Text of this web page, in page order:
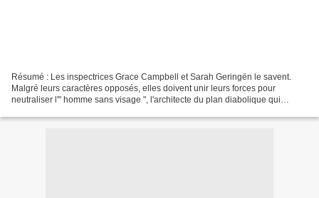
Résumé : Les inspectrices Grace Campbell et Sarah Geringën le savent.
Malgré leurs caractères opposés, elles doivent unir leurs forces pour
neutraliser l'" homme sans visage ", l'architecte du plan diabolique qui